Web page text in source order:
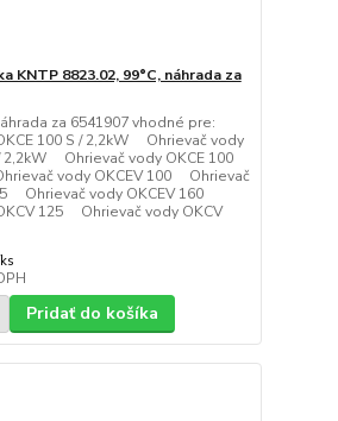
KNTP 8823.02, 99°C, náhrada za
za 6541907 vhodné pre:
100 S / 2,2kW Ohrievač vody
2,2kW Ohrievač vody OKCE 100
vody OKCEV 100 Ohrievač
Ohrievač vody OKCEV 160
125 Ohrievač vody OKCV
ks
Pridať do košíka